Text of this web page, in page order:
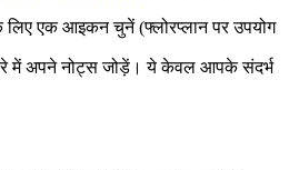
लिए एक आइकन चुनें (फ्लोरप्लान पर उपयोग
में अपने नोट्स जोड़ें। ये केवल आपके संदर्भ